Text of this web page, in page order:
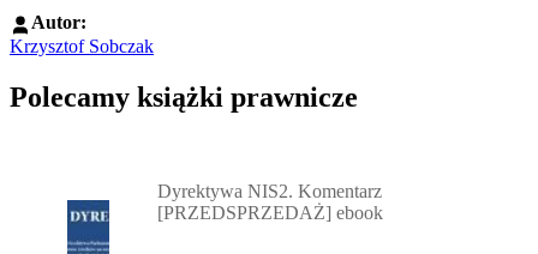
Autor:
Krzysztof Sobczak
Polecamy książki prawnicze
Dyrektywa NIS2. Komentarz
[PRZEDSPRZEDAŻ] ebook